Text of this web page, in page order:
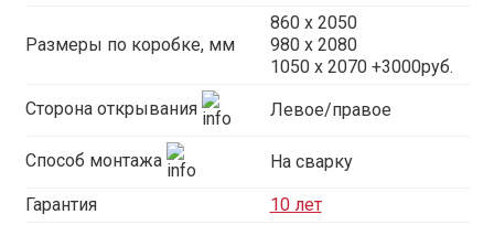
Размеры по коробке, мм
860 х 2050
980 x 2080
1050 x 2070 +3000руб.
Сторона открывания Левое/правое
Способ монтажа На сварку
Гарантия 10 лет